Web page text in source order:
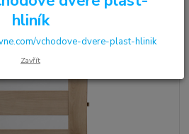
hliník
vchodove-dvere-plast-hlinik
Zavřít